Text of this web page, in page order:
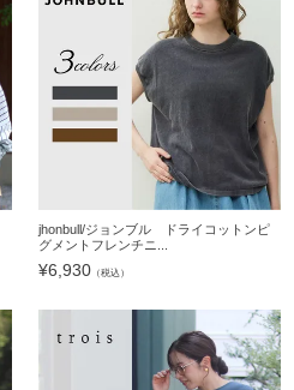
jhonbull/ジョンブル ドライコットンピ
グメントフレンチニ...
¥6,930 （税込）